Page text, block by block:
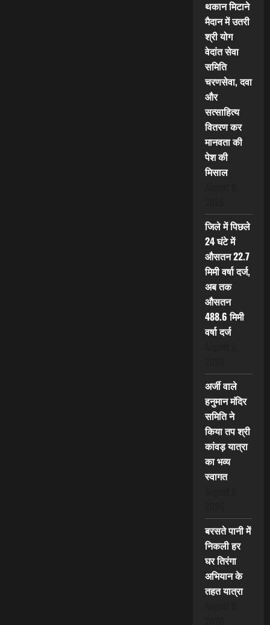
थकान मिटाने
मैदान में उतरी
श्री योग
वेदांत सेवा
समिति
चरणसेवा, दवा
और
सत्साहित्य
वितरण कर
मानवता की
पेश की
मिसाल
जिले में पिछले
24 घंटे में
औसतन 22.7
मिमी वर्षा दर्ज,
अब तक
औसतन
488.6 मिमी
वर्षा दर्ज
अर्जी वाले
हनुमान मंदिर
समिति ने
किया तप श्री
कांवड़ यात्रा
का भव्य
स्वागत
बरसते पानी में
निकली हर
घर तिरंगा
अभियान के
तहत यात्रा